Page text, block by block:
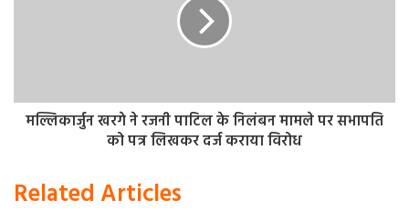
मल्लिकार्जुन खरगे ने रजनी पाटिल के निलंबन मामले पर सभापति
को पत्र लिखकर दर्ज कराया विरोध
Related Articles